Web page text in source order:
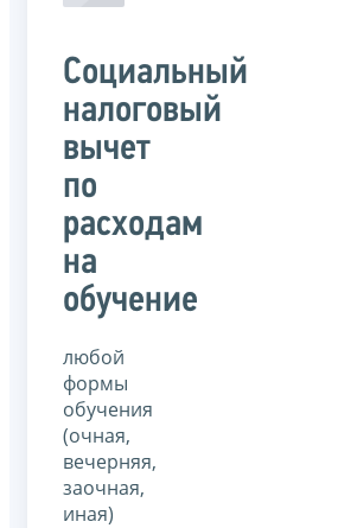
Социальный
налоговый
вычет
по
расходам
на
обучение
любой
формы
обучения
(очная,
вечерняя,
заочная,
иная)